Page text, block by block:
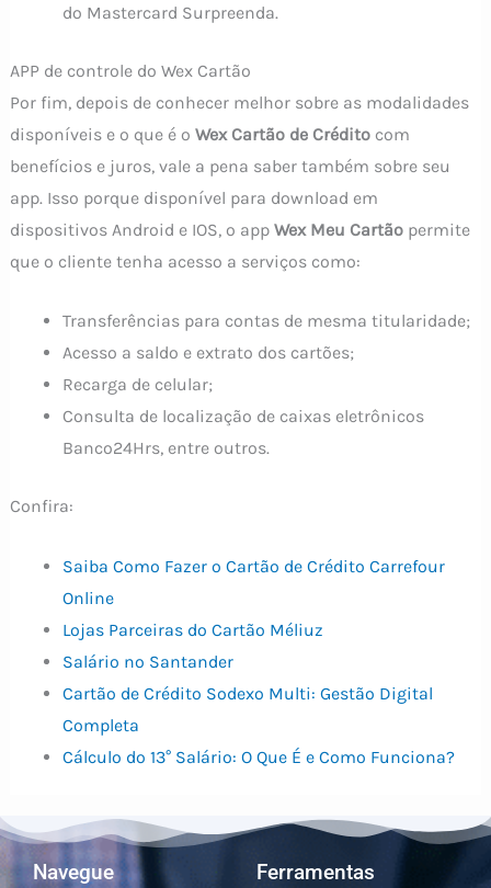
do Mastercard Surpreenda.
APP de controle do Wex Cartão
Por fim, depois de conhecer melhor sobre as modalidades
disponíveis e o que é o Wex Cartão de Créditocom
benefícios e juros, vale a pena saber também sobre seu
app. Isso porque disponível para download em
dispositivos Android e IOS, o app Wex Meu Cartãopermite
que o cliente tenha acesso a serviços como:
Transferências para contas de mesma titularidade;
Acesso a saldo e extrato dos cartões;
Recarga de celular;
Consulta de localização de caixas eletrônicos
Banco24Hrs, entre outros.
Confira:
Saiba Como Fazer o Cartão de Crédito Carrefour
Online
Lojas Parceiras do Cartão Méliuz
Salário no Santander
Cartão de Crédito Sodexo Multi: Gestão Digital
Completa
Cálculo do 13° Salário: O Que É e Como Funciona?
Navegue Ferramentas